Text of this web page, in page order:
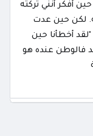
أفكر أنني تركته
لكن حين عدت
أخطأنا حين
فالوطن عنده هو